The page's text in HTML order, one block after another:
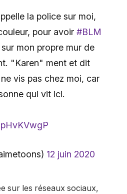
la police sur moi,
pour avoir #BLM
mon propre mur de
"Karen" ment et dit
vis pas chez moi, car
qui vit ici.
12 juin 2020
sur les réseaux sociaux,